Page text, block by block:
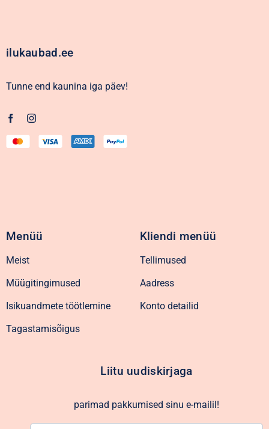
ilukaubad.ee
Tunne end kaunina iga päev!
Menüü
Meist
Müügitingimused
Isikuandmete töötlemine
Tagastamisõigus
Kliendi menüü
Tellimused
Aadress
Konto detailid
Liitu uudiskirjaga
parimad pakkumised sinu e-mailil!